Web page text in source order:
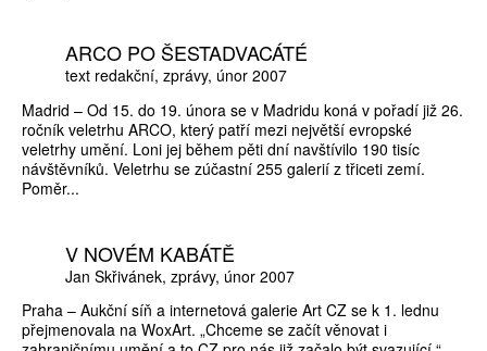
ARCO PO ŠESTADVACÁTÉ
text redakční zprávy únor 2007
Madrid – Od 15. do 19. února se v Madridu koná v pořadí již 26.
ročník veletrhu ARCO, který patří mezi největší evropské
veletrhy umění. Loni jej během pěti dní navštívilo 190 tisíc
návštěvníků. Veletrhu se zúčastní 255 galerií z třiceti zemí.
Poměr...
V NOVÉM KABÁTĚ
Jan Skřivánek zprávy únor 2007
Praha – Aukční síň a internetová galerie Art CZ se k 1. lednu
přejmenovala na WoxArt. „Chceme se začít věnovat i